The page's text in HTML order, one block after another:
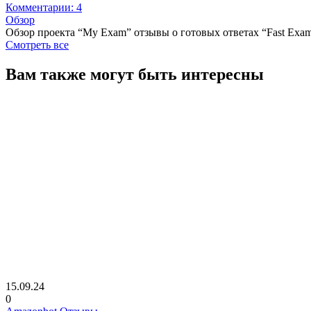
Комментарии: 4
Обзор
Обзор проекта “My Exam” отзывы о готовых ответах “Fast
Смотреть все
Вам также могут быть интересны
15.09.24
0